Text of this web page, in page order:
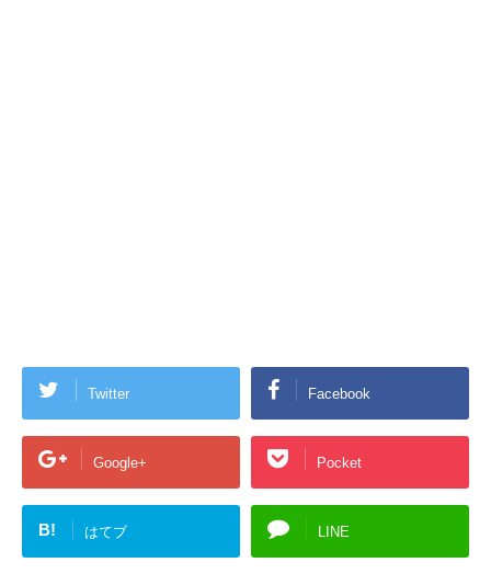
Twitter Facebook
Google+ Pocket
B! はてブ LINE